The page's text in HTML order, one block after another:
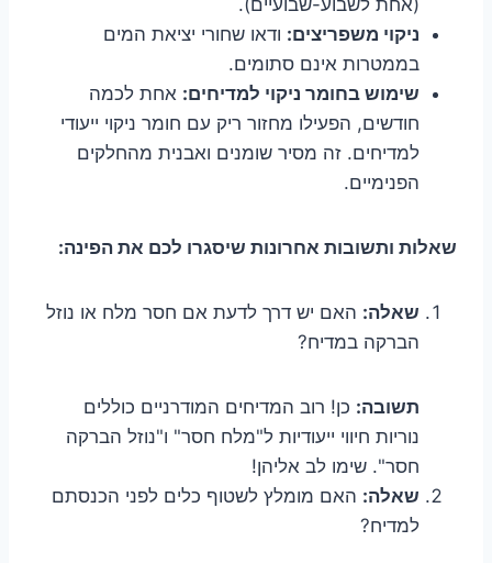
ניקוי משפריצים: ודאו שחורי יציאת המים
בממטרות אינם סתומים.
שימוש בחומר ניקוי למדיחים: אחת לכמה
חודשים, הפעילו מחזור ריק עם חומר ניקוי ייעודי
למדיחים. זה מסיר שומנים ואבנית מהחלקים
הפנימיים.
שאלות ותשובות אחרונות שיסגרו לכם את הפינה:
שאלה: האם יש דרך לדעת אם חסר מלח או נוזל
הברקה במדיח?
תשובה: כן! רוב המדיחים המודרניים כוללים
נוריות חיווי ייעודיות ל"מלח חסר" ו"נוזל הברקה
חסר". שימו לב אליהן!
שאלה: האם מומלץ לשטוף כלים לפני הכנסתם
למדיח?